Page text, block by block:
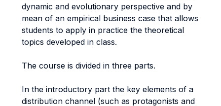
dynamic and evolutionary perspective and by
mean of an empirical business case that allows
students to apply in practice the theoretical
topics developed in class.
The course is divided in three parts.
In the introductory part the key elements of a
distribution channel (such as protagonists and